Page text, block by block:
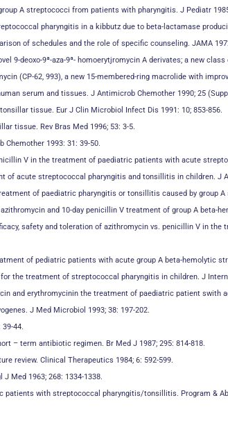
A streptococci from patients with pharyngitis. J Pediatr
pharyngitis in a kibbutz due to beta-lactamase
of schedules and the role of specific counseling. JAMA
9-deoxo-9ª-aza-9ª- homoerytjromycin A derivates; a new
(CP-62, 993), a new 15-membered-ring macrolide with
serum and tissues. J Antimicrob Chemother 1990; 25
tissue. Eur J Clin Microbiol Infect Dis 1991: 10; 853-856.
tissue. Rev Bras Med 1996; 53: 3-5.
Chemother 1993: 31: 39-50.
V in the treatment of paediatric patients with acute
acute streptococcal pharyngitis and tonsillitis in children. J
of paediatric pharyngitis or tonsillitis caused by group
and 10-day penicillin V treatment of group A
safety and toleration of azithromycin vs. penicillin V in
of pediatric patients with acute group A beta-hemolytic
the treatment of streptococcal pharyngitis in children. J Intern
and erythromycinin the treatment of paediatric patient
J Med Microbiol 1993; 38: 197-202.
44.
– term antibiotic regimen. Br Med J 1987; 295: 814-818.
review. Clinical Therapeutics 1984; 6: 592-599.
Med 1963; 268: 1334-1338.
with streptococcal pharyngitis/tonsillitis. Program &